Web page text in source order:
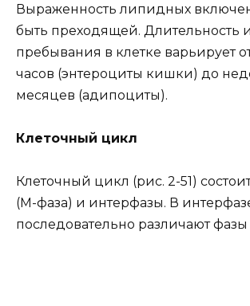
Выраженность липидных
быть преходящей. Длительность
пребывания в клетке варьирует
часов (энтероциты кишки) до
месяцев (адипоциты).
Клеточный цикл
Клеточный цикл (рис. 2-51)
(М-фаза) и интерфазы. В
последовательно различают фазы